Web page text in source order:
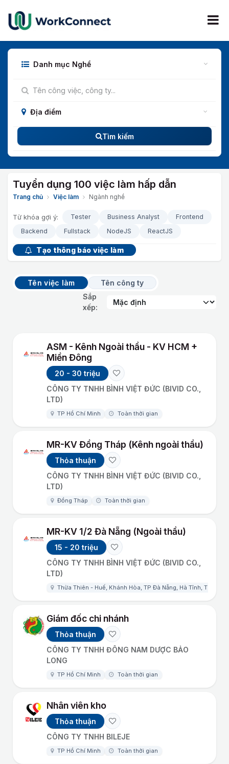
Bỏ qua để đến Nội dung
Danh mục Nghề
Địa điểm
Tìm kiếm
Tuyển dụng 100 việc làm hấp dẫn
Trang chủ Việc làm Ngành nghề
Từ khóa gợi ý: Tester Business Analyst
Frontend
Backend
Fullstack NodeJS ReactJS
Tạo thông báo việc làm
Tên việc làm
Tên công ty
Sắp
xếp:
ASM - Kênh Ngoài thầu - KV HCM +
Miền Đông
20 - 30 triệu
CÔNG TY TNHH BÌNH VIỆT ĐỨC (BIVID CO.,
LTD)
TP Hồ Chí Minh Toàn thời gian
MR-KV Đồng Tháp (Kênh ngoài thầu)
Thỏa thuận
CÔNG TY TNHH BÌNH VIỆT ĐỨC (BIVID CO.,
LTD)
Đồng Tháp Toàn thời gian
MR-KV 1/2 Đà Nẵng (Ngoài thầu)
15 - 20 triệu
CÔNG TY TNHH BÌNH VIỆT ĐỨC (BIVID CO.,
LTD)
Thừa Thiên - Huế, Khánh Hòa, TP Đà Nẵng, Hà Tĩnh, Thanh
Giám đốc chi nhánh
Thỏa thuận
CÔNG TY TNHH ĐÔNG NAM DƯỢC BẢO
LONG
TP Hồ Chí Minh Toàn thời gian
Nhân viên kho
Thỏa thuận
CÔNG TY TNHH BILEJE
TP Hồ Chí Minh Toàn thời gian